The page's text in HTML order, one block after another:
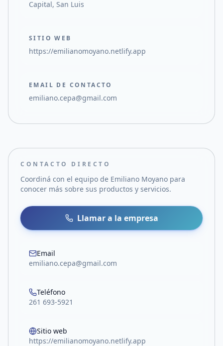
Capital, San Luis
SITIO WEB
https://emilianomoyano.netlify.app
EMAIL DE CONTACTO
emiliano.cepa@gmail.com
CONTACTO DIRECTO
Coordiná con el equipo de Emiliano Moyano para
conocer más sobre sus productos y servicios.
Llamar a la empresa
Email
emiliano.cepa@gmail.com
Teléfono
261 693-5921
Sitio web
https://emilianomoyano.netlify.app